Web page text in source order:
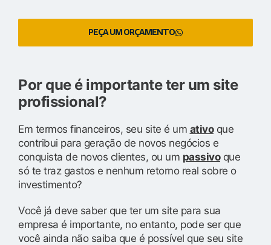
PEÇA UM ORÇAMENTO
Por que é importante ter um site
profissional?
Em termos financeiros, seu site é um ativoque
contribui para geração de novos negócios e
conquista de novos clientes, ou um passivoque
só te traz gastos e nenhum retorno real sobre o
investimento?
Você já deve saber que ter um site para sua
empresa é importante, no entanto, pode ser que
você ainda não saiba que é possível que seu site